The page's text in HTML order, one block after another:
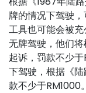
牌的情况下驾驶
工具也可能会被
无牌驾驶，他们
起诉，罚款不少
下驾驶，根据《
款不少于RM1000。